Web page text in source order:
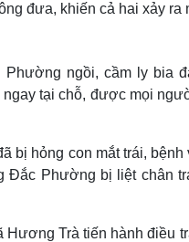
đưa, khiến cả hai xảy ra
ngồi, cầm ly bia
tại chỗ, được mọi
bị hỏng con mắt trái,
Đắc Phường bị liệt chân
Trà tiến hành điều